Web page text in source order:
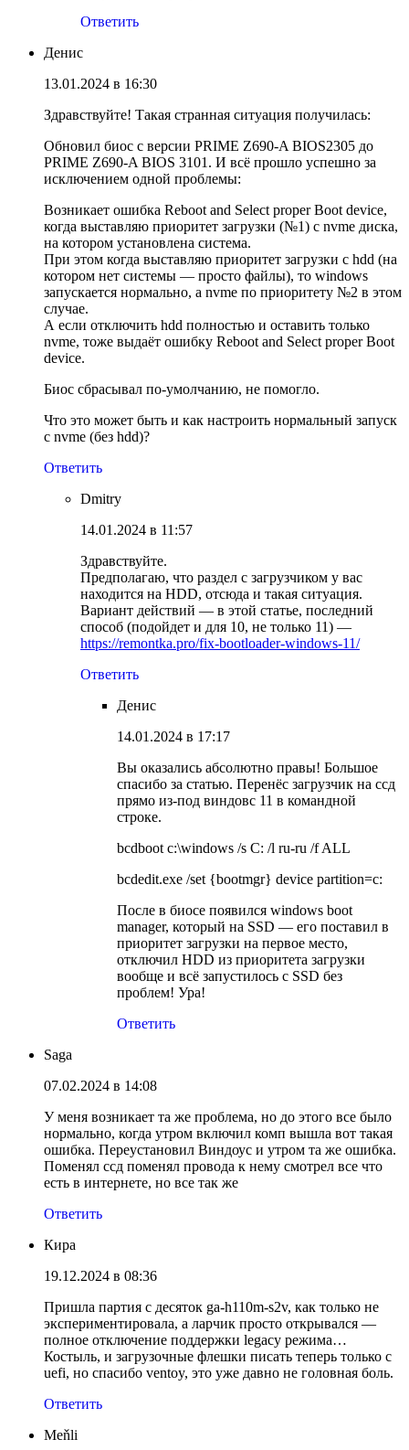
Ответить
Денис
13.01.2024 в 16:30
Здравствуйте! Такая странная ситуация получилась:
Обновил биос с версии PRIME Z690-A BIOS2305 до
PRIME Z690-A BIOS 3101. И всё прошло успешно за
исключением одной проблемы:
Возникает ошибка Reboot and Select proper Boot device,
когда выставляю приоритет загрузки (№1) с nvme диска,
на котором установлена система.
При этом когда выставляю приоритет загрузки с hdd (на
котором нет системы — просто файлы), то windows
запускается нормально, а nvme по приоритету №2 в этом
случае.
А если отключить hdd полностью и оставить только
nvme, тоже выдаёт ошибку Reboot and Select proper Boot
device.
Биос сбрасывал по-умолчанию, не помогло.
Что это может быть и как настроить нормальный запуск
с nvme (без hdd)?
Ответить
Dmitry
14.01.2024 в 11:57
Здравствуйте.
Предполагаю, что раздел с загрузчиком у вас
находится на HDD, отсюда и такая ситуация.
Вариант действий — в этой статье, последний
способ (подойдет и для 10, не только 11) —
https://remontka.pro/fix-bootloader-windows-11/
Ответить
Денис
14.01.2024 в 17:17
Вы оказались абсолютно правы! Большое
спасибо за статью. Перенёс загрузчик на ссд
прямо из-под виндовс 11 в командной
строке.
bcdboot c:\windows /s C: /l ru-ru /f ALL
bcdedit.exe /set {bootmgr} device partition=c:
После в биосе появился windows boot
manager, который на SSD — его поставил в
приоритет загрузки на первое место,
отключил HDD из приоритета загрузки
вообще и всё запустилось с SSD без
проблем! Ура!
Ответить
Saga
07.02.2024 в 14:08
У меня возникает та же проблема, но до этого все было
нормально, когда утром включил комп вышла вот такая
ошибка. Переустановил Виндоус и утром та же ошибка.
Поменял ссд поменял провода к нему смотрел все что
есть в интернете, но все так же
Ответить
Кира
19.12.2024 в 08:36
Пришла партия с десяток ga-h110m-s2v, как только не
экспериментировала, а ларчик просто открывался —
полное отключение поддержки legacy режима…
Костыль, и загрузочные флешки писать теперь только с
uefi, но спасибо ventoy, это уже давно не головная боль.
Ответить
Meňli